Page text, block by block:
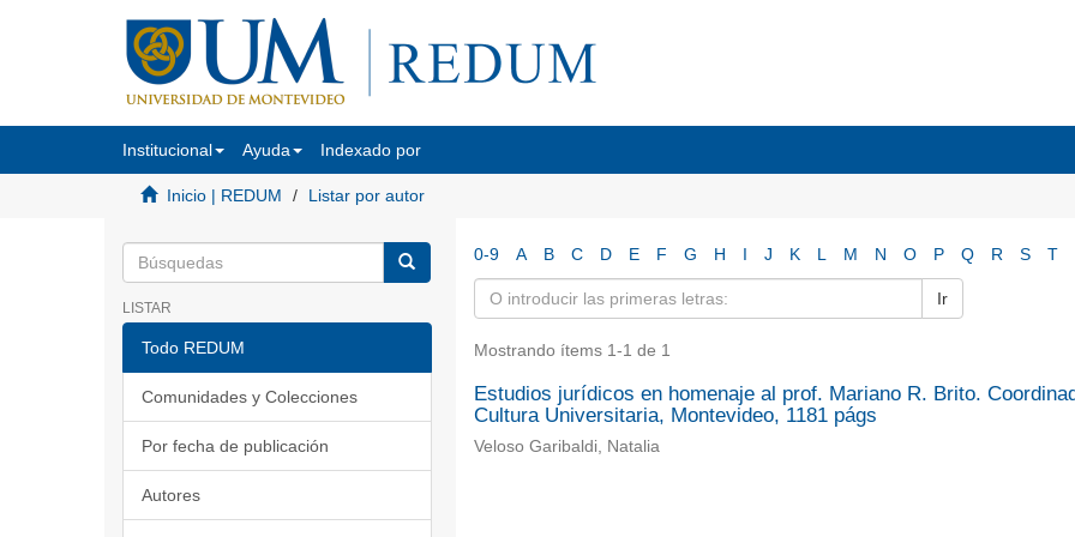
Institucional Ayuda Indexado por
Inicio | REDUM Listar por autor
LISTAR
Todo REDUM
Comunidades y Colecciones
Por fecha de publicación
Autores
0-9 A B C D E F G H I J K L M N O P Q R S T
Ir
Mostrando ítems 1-1 de 1
Estudios jurídicos en homenaje al prof. Mariano R. Brito.
Cultura Universitaria, Montevideo, 1181 págs
Veloso Garibaldi, Natalia